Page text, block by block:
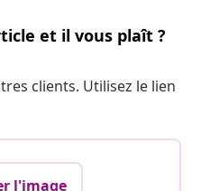
et il vous plaît ?
clients. Utilisez le lien
l'image